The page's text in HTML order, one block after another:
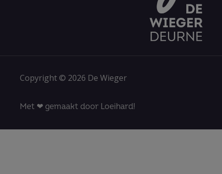
Copyright © 2026 De Wieger
Met ❤ gemaakt door Loeihard!